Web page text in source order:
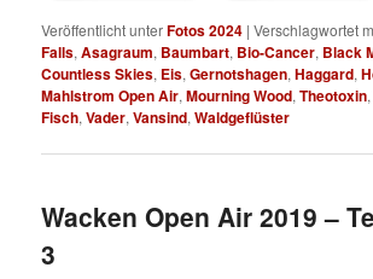
Veröffentlicht unterFotos 2024 |Verschlagwortet
Falls,Asagraum, Baumbart, Bio-Cancer, Black
Countless Skies, Eis,Gernotshagen,Haggard,
Mahlstrom Open Air,Mourning Wood,Theotoxin
Fisch,Vader,Vansind,Waldgeflüster
Wacken Open Air 2019 –
3